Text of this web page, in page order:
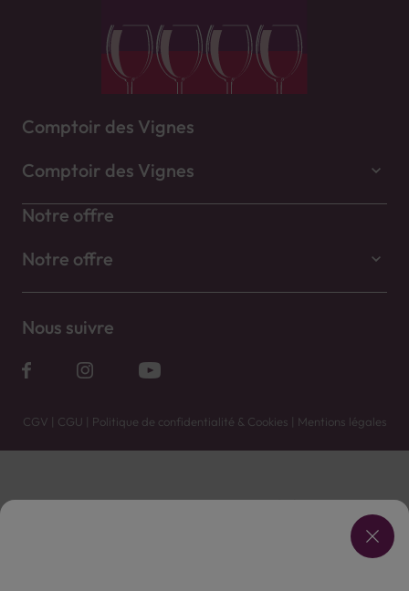
Comptoir des Vignes
Comptoir des Vignes
Notre offre
Notre offre
Nous suivre
CGV | CGU | Politique de confidentialité & Cookies | Mentions légales
Vente uniquement en caves. Contactez votre caviste pour plus de renseignements.
L'ABUS D'ALCOOL EST DANGEREUX POUR LA SANTÉ, À CONSOMMER AVEC MODÉRATION.